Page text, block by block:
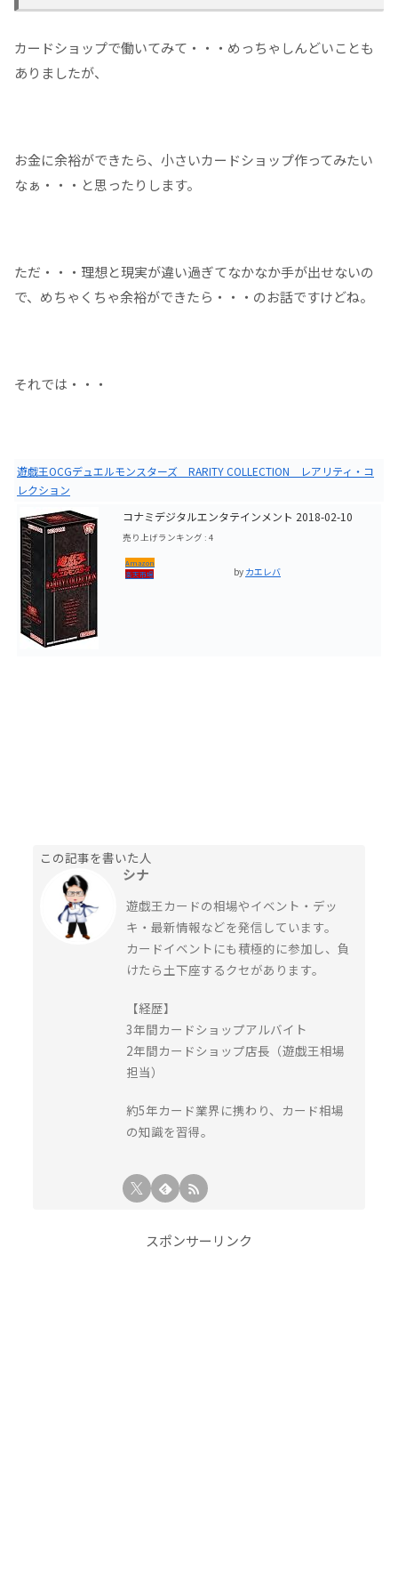
カードショップで働いてみて・・・めっちゃしんどいことも
ありましたが、
お金に余裕ができたら、小さいカードショップ作ってみたい
なぁ・・・と思ったりします。
ただ・・・理想と現実が違い過ぎてなかなか手が出せないの
で、めちゃくちゃ余裕ができたら・・・のお話ですけどね。
それでは・・・
遊戯王OCGデュエルモンスターズ RARITY COLLECTION レアリティ・コ
レクション
コナミデジタルエンタテインメント 2018-02-10
売り上げランキング : 4
Amazon
楽天市場
by カエレバ
この記事を書いた人
シナ
遊戯王カードの相場やイベント・デッ
キ・最新情報などを発信しています。
カードイベントにも積極的に参加し、負
けたら土下座するクセがあります。
【経歴】
3年間カードショップアルバイト
2年間カードショップ店長（遊戯王相場
担当）
約5年カード業界に携わり、カード相場
の知識を習得。
スポンサーリンク